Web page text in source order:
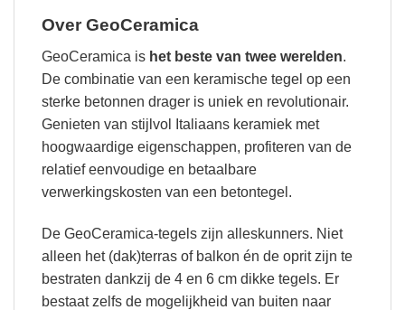
Over GeoCeramica
GeoCeramica is het beste van twee werelden.
De combinatie van een keramische tegel op een
sterke betonnen drager is uniek en revolutionair.
Genieten van stijlvol Italiaans keramiek met
hoogwaardige eigenschappen, profiteren van de
relatief eenvoudige en betaalbare
verwerkingskosten van een betontegel.
De GeoCeramica-tegels zijn alleskunners. Niet
alleen het (dak)terras of balkon én de oprit zijn te
bestraten dankzij de 4 en 6 cm dikke tegels. Er
bestaat zelfs de mogelijkheid van buiten naar